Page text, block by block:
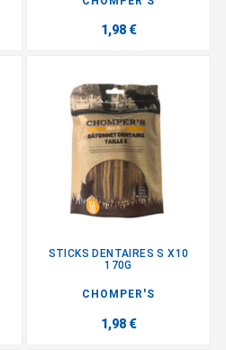
1,98 €
STICKS DENTAIRES S X10
170G
CHOMPER'S
1,98 €